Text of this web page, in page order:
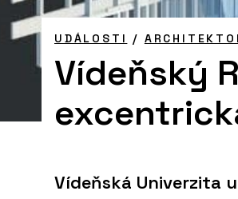
UDÁLOSTI /
Vídeňský
Vídeňská Univerzita